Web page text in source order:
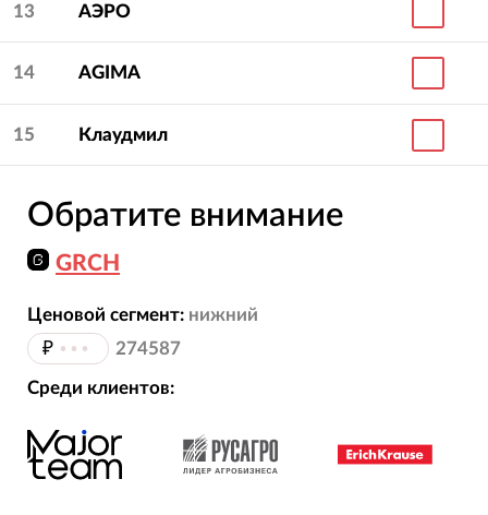
13 АЭРО
14 AGIMA
15 Клаудмил
Обратите внимание
GRCH
Ценовой сегмент: нижний
₽ ••• 274587
Среди клиентов: